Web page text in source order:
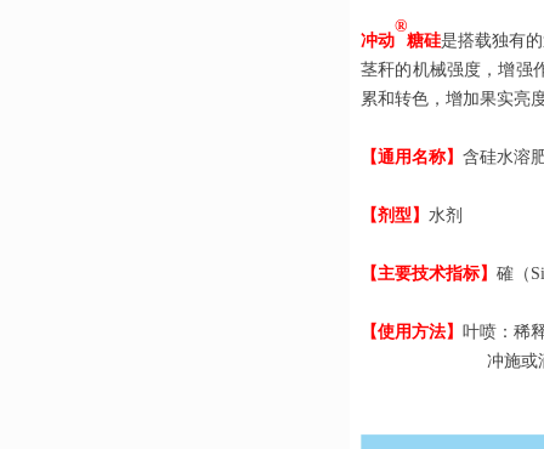
冲动
®
糖硅是搭载独有
茎秆的机械强度，增强
累和转色，增加果实亮
【通用名称】 含硅水溶
【剂型 】 水剂
【主要技术指标】 確（
【使用方法】 叶喷：稀
冲施或滴灌：1~2